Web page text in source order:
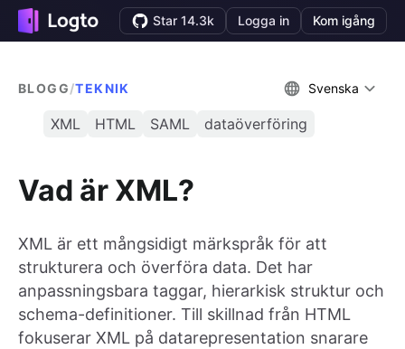
Star 14.3k Logga in Kom igång
BLOGG/TEKNIK Svenska
XML HTML SAML dataöverföring
Vad är XML?
XML är ett mångsidigt märkspråk för att
strukturera och överföra data. Det har
anpassningsbara taggar, hierarkisk struktur och
schema-definitioner. Till skillnad från HTML
fokuserar XML på datarepresentation snarare